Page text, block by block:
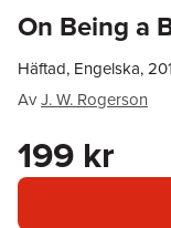
On Being a
Häftad, Engelska,
AvJ. W. Rogerson
199 kr